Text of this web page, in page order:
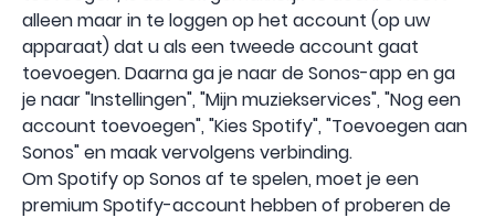
alleen maar in te loggen op het account (op uw
apparaat) dat u als een tweede account gaat
toevoegen. Daarna ga je naar de Sonos-app en ga
je naar "Instellingen", "Mijn muziekservices", "Nog een
account toevoegen", "Kies Spotify", "Toevoegen aan
Sonos" en maak vervolgens verbinding.
Om Spotify op Sonos af te spelen, moet je een
premium Spotify-account hebben of proberen de